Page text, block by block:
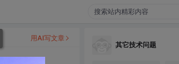
用AI写文章
其它技术问题